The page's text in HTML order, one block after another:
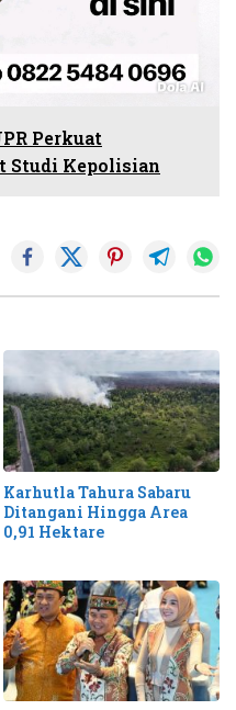
Perkuat
Studi Kepolisian
Karhutla Tahura Sabaru
Ditangani Hingga Area
0,91 Hektare